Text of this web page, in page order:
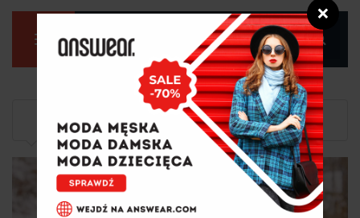
Manu
Strona główna
Dziecko
Jak ubrać dziecko na cebulkę jesienią i zimą?
❌